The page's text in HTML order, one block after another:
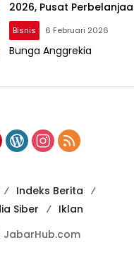
2026, Pusat
Bisnis 6 Februari 2026
Bunga Anggrekia
Indeks Berita
Siber
Iklan